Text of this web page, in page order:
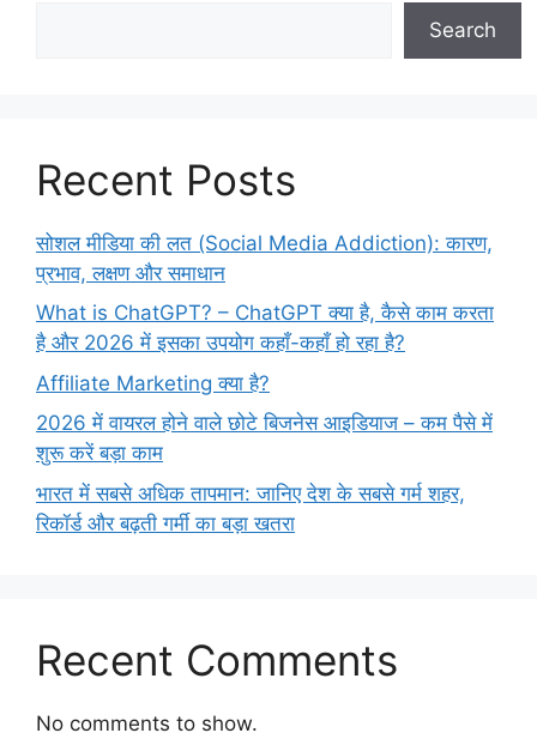
Search
Recent Posts
सोशल मीडिया की लत (Social Media Addiction): कारण,
प्रभाव, लक्षण और समाधान
What is ChatGPT? – ChatGPT क्या है, कैसे काम करता
है और 2026 में इसका उपयोग कहाँ-कहाँ हो रहा है?
Affiliate Marketing क्या है?
2026 में वायरल होने वाले छोटे बिजनेस आइडियाज – कम पैसे में
शुरू करें बड़ा काम
भारत में सबसे अधिक तापमान: जानिए देश के सबसे गर्म शहर,
रिकॉर्ड और बढ़ती गर्मी का बड़ा खतरा
Recent Comments
No comments to show.